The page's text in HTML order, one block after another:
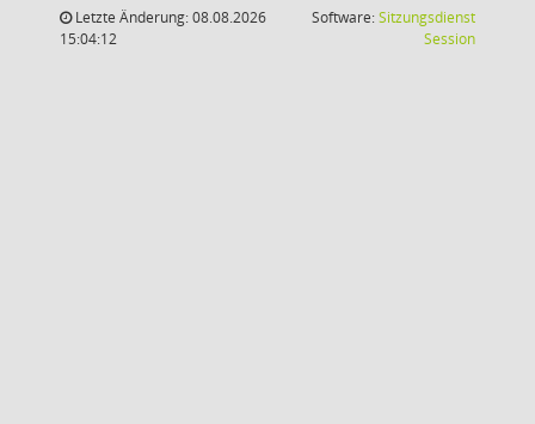
Letzte Änderung: 08.08.2026
15:04:12
Software:Sitzungsdienst
Session(Wird in